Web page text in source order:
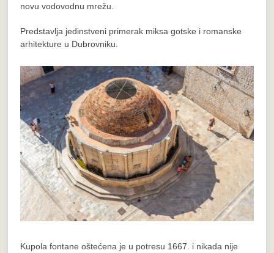
novu vodovodnu mrežu.
Predstavlja jedinstveni primerak miksa gotske i romanske
arhitekture u Dubrovniku.
Kupola fontane oštećena je u potresu 1667. i nikada nije